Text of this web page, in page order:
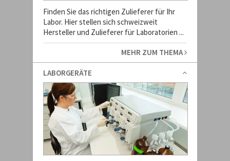
Finden Sie das richtigen Zulieferer für Ihr
Labor. Hier stellen sich schweizweit
Hersteller und Zulieferer für Laboratorien ...
MEHR ZUM THEMA
LABORGERÄTE